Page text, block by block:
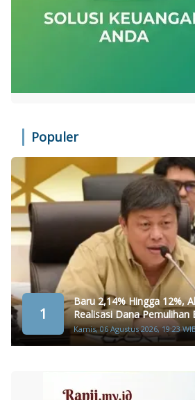
Populer
1
Baru 2,14% Hingga 12%,
Realisasi Dana Pemulihan
Kamis, 06 Agustus 2026, 19:23